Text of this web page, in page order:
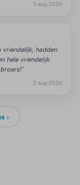
3 aug 2026
vriendelijk, hadden
hele vriendelijk
2 aug 2026
›